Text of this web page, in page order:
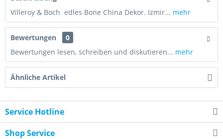
Villeroy & Boch edles Bone China Dekor. Izmir... mehr
Bewertungen
0
Bewertungen lesen, schreiben und diskutieren... mehr
Ähnliche Artikel
Service Hotline
Shop Service